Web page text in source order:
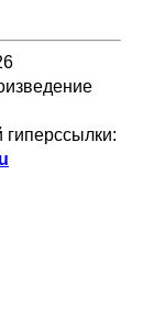
гиперссылки: